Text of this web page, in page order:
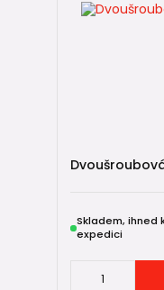
Skladem, ihned
expedici